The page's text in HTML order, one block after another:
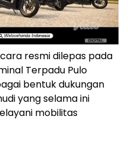
resmidilepas pada
Terpadu Pulo
bentukdukungan
yangselamaini
mobilitas